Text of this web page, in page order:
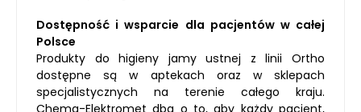
Dostępność i wsparcie dla pacjentów w całej
Polsce
Produkty do higieny jamy ustnej z linii Ortho
dostępne są w aptekach oraz w sklepach
specjalistycznych na terenie całego kraju.
Chema-Elektromet dba o to, aby każdy pacjent,